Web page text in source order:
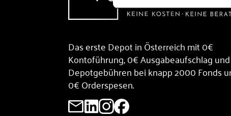
Das erste Depot in Österreich mit 0€
Kontoführung, 0€ Ausgabeaufschlag
Depotgebühren bei knapp 2000 Fonds
0€ Orderspesen.